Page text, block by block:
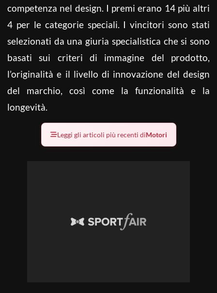
competenza nel design. I premi erano 14 più altri
4 per le categorie speciali. I vincitori sono stati
selezionati da una giuria specialistica che si sono
basati sui criteri di immagine del prodotto,
l’originalità e il livello di innovazione del design
del marchio, così come la funzionalità e la
longevità.
Leggi gli articoli più recenti diMotori